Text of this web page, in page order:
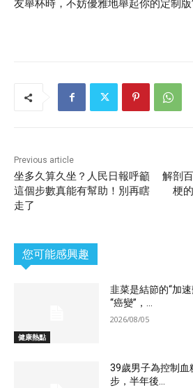
友舉杯時，不妨優雅地舉起你的定制版
Previous article
坐多久算久坐？人民日報呼籲
這個步數真能有幫助！別再瞎
走了
解剖
梗
您可能感興趣
健康熱點
韭菜是結節的“加
“癌變”，...
2026/08/05
39歲男子為控制血
步，半年後...